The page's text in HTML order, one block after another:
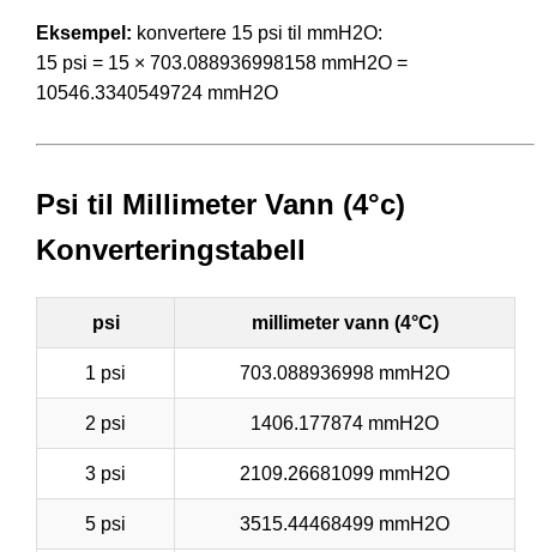
Eksempel: konvertere 15 psi til mmH2O:
15 psi = 15 × 703.088936998158 mmH2O =
10546.3340549724 mmH2O
Psi til Millimeter Vann (4°c)
Konverteringstabell
psi millimeter vann (4°C)
1 psi 703.088936998 mmH2O
2 psi 1406.177874 mmH2O
3 psi 2109.26681099 mmH2O
5 psi 3515.44468499 mmH2O